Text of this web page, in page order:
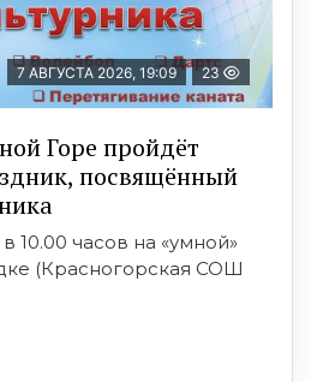
7 АВГУСТА 2026, 19:09 23
Горе пройдёт
посвящённый
10.00 часов на «умной»
(Красногорская СОШ